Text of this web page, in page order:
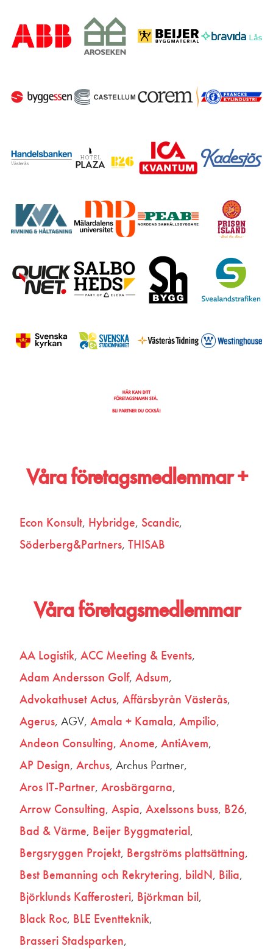
Våra företagsmedlemmar +
Econ Konsult Hybridge Scandic
Söderberg&Partners THISAB
Våra företagsmedlemmar
AA Logistik ACC Meeting & Events
Adam Andersson Golf Adsum
Advokathuset Actus Affärsbyrån Västerås
Agerus AGV Amala + Kamala Ampilio
Andeon Consulting Anome AntiAvem
AP Design Archus Archus Partner
Aros IT-Partner Arosbärgarna
Arrow Consulting Aspia Axelssons buss B26
Bad & Värme Beijer Byggmaterial
Bergsryggen Projekt Bergströms plattsättning
Best Bemanning och Rekrytering bildN Bilia
Björklunds Kafferosteri Björkman bil
Black Roc BLE Eventteknik
Brasseri Stadsparken